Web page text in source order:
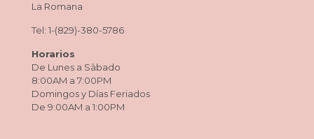
La Romana
Tel: 1-(829)-380-5786
Horarios
De Lunes a Sàbado
8:00AM a 7:00PM
Domingos y Días Feriados
De 9:00AM a 1:00PM